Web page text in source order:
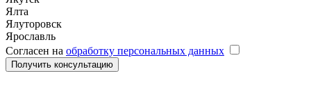
Ялта
Ялуторовск
Ярославль
Согласен на обработку персональных данных
Получить консультацию